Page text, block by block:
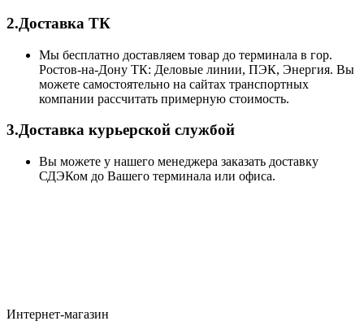
2.Доставка ТК
Мы бесплатно доставляем товар до терминала в гор.
Ростов-на-Дону ТК: Деловые линии, ПЭК, Энергия. Вы
можете самостоятельно на сайтах транспортных
компании рассчитать примерную стоимость.
3.Доставка курьерской службой
Вы можете у нашего менеджера заказать доставку
СДЭКом до Вашего терминала или офиса.
Интернет-магазин